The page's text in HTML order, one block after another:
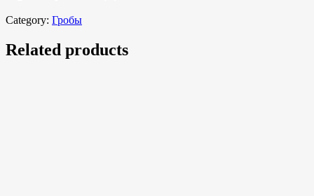
Category: Гробы
Related products